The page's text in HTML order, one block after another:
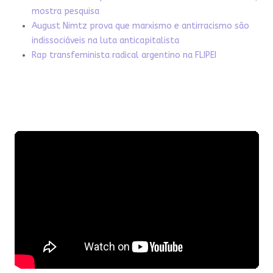
mostra pesquisa
August Nimtz prova que marxismo e antirracismo são
indissociáveis na luta anticapitalista
Rap transfeminista radical argentino na FLIPEI